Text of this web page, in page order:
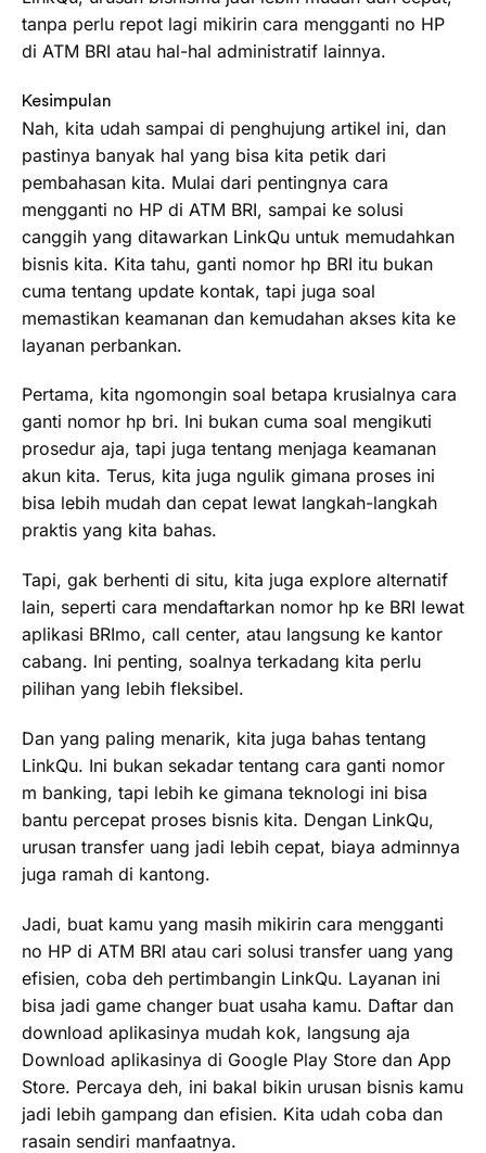
tanpa perlu repot lagi mikirin cara mengganti no HP
di ATM BRI atau hal-hal administratif lainnya.
Kesimpulan
Nah, kita udah sampai di penghujung artikel ini, dan
pastinya banyak hal yang bisa kita petik dari
pembahasan kita. Mulai dari pentingnya cara
mengganti no HP di ATM BRI, sampai ke solusi
canggih yang ditawarkan LinkQu untuk memudahkan
bisnis kita. Kita tahu, ganti nomor hp BRI itu bukan
cuma tentang update kontak, tapi juga soal
memastikan keamanan dan kemudahan akses kita ke
layanan perbankan.
Pertama, kita ngomongin soal betapa krusialnya cara
ganti nomor hp bri. Ini bukan cuma soal mengikuti
prosedur aja, tapi juga tentang menjaga keamanan
akun kita. Terus, kita juga ngulik gimana proses ini
bisa lebih mudah dan cepat lewat langkah-langkah
praktis yang kita bahas.
Tapi, gak berhenti di situ, kita juga explore alternatif
lain, seperti cara mendaftarkan nomor hp ke BRI lewat
aplikasi BRImo, call center, atau langsung ke kantor
cabang. Ini penting, soalnya terkadang kita perlu
pilihan yang lebih fleksibel.
Dan yang paling menarik, kita juga bahas tentang
LinkQu. Ini bukan sekadar tentang cara ganti nomor
m banking, tapi lebih ke gimana teknologi ini bisa
bantu percepat proses bisnis kita. Dengan LinkQu,
urusan transfer uang jadi lebih cepat, biaya adminnya
juga ramah di kantong.
Jadi, buat kamu yang masih mikirin cara mengganti
no HP di ATM BRI atau cari solusi transfer uang yang
efisien, coba deh pertimbangin LinkQu. Layanan ini
bisa jadi game changer buat usaha kamu. Daftar dan
download aplikasinya mudah kok, langsung aja
Download aplikasinya di Google Play Store dan App
Store. Percaya deh, ini bakal bikin urusan bisnis kamu
jadi lebih gampang dan efisien. Kita udah coba dan
rasain sendiri manfaatnya.